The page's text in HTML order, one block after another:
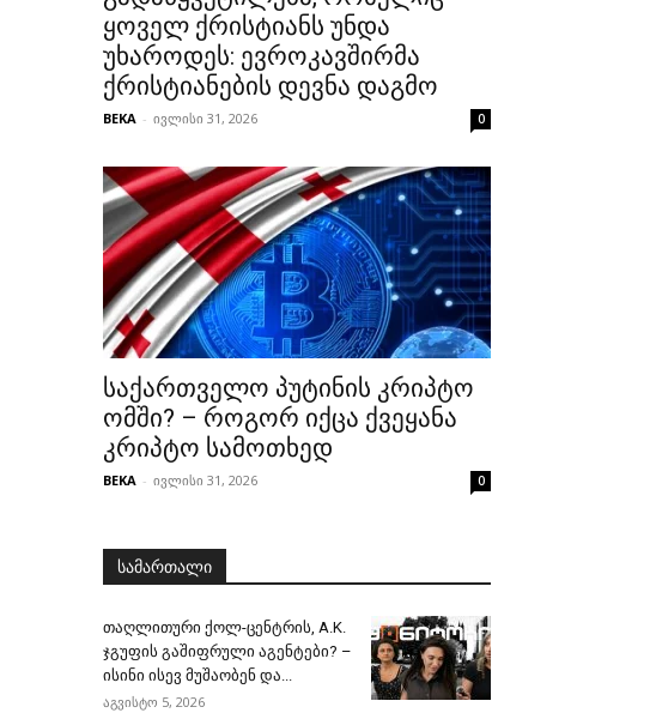
ყოველ ქრისტიანს უნდა
უხაროდეს: ევროკავშირმა
ქრისტიანების დევნა დაგმო
BEKA - ივლისი 31, 2026 0
საქართველო პუტინის კრიპტო
ომში? – როგორ იქცა ქვეყანა
კრიპტო სამოთხედ
BEKA - ივლისი 31, 2026 0
სამართალი
თაღლითური ქოლ-ცენტრის, A.K.
ჯგუფის გაშიფრული აგენტები? –
ისინი ისევ მუშაობენ და...
აგვისტო 5, 2026